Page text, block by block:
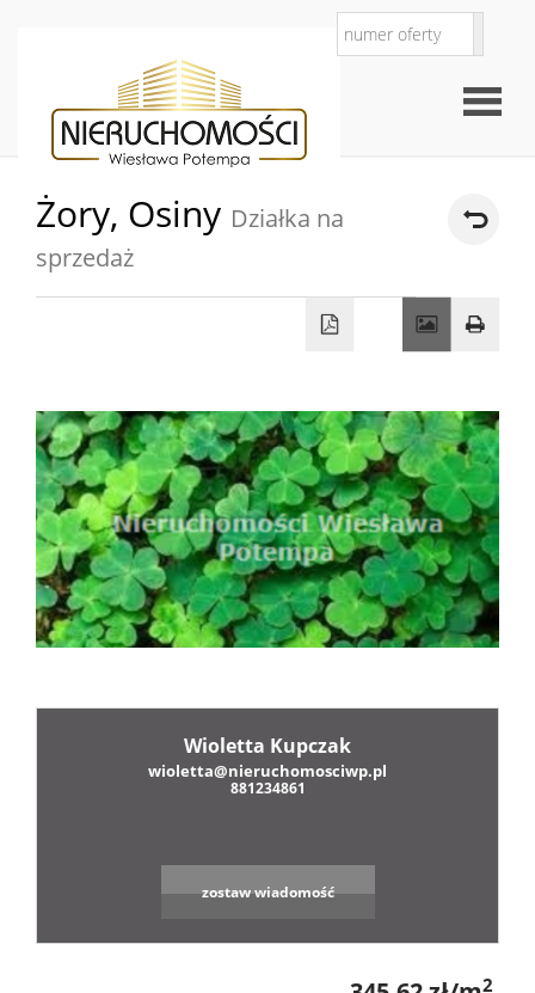
główna
O
firmie
Oferty
Żory, Osiny Działka na
sprzedaż
Wioletta Kupczak
wioletta@nieruchomosciwp.pl
881234861
zostaw wiadomość
2